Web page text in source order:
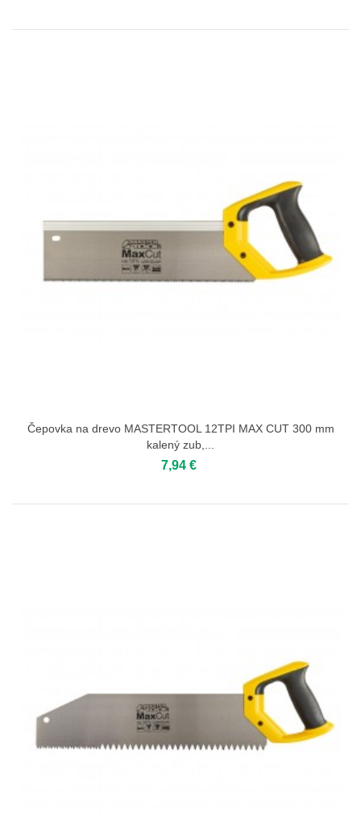
Čepovka na drevo MASTERTOOL 12TPI MAX CUT 300 mm
kalený zub,...
7,94 €